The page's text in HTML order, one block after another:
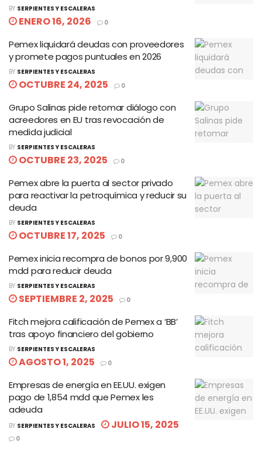
BY SERPIENTES Y ESCALERAS
ENERO 16, 2026 0
Pemex liquidará deudas con proveedores
y promete pagos puntuales en 2026
BY SERPIENTES Y ESCALERAS
OCTUBRE 24, 2025 0
Grupo Salinas pide retomar diálogo con
acreedores en EU tras revocación de
medida judicial
BY SERPIENTES Y ESCALERAS
OCTUBRE 23, 2025 0
Pemex abre la puerta al sector privado
para reactivar la petroquímica y reducir su
deuda
BY SERPIENTES Y ESCALERAS
OCTUBRE 17, 2025 0
Pemex inicia recompra de bonos por 9,900
mdd para reducir deuda
BY SERPIENTES Y ESCALERAS
SEPTIEMBRE 2, 2025 0
Fitch mejora calificación de Pemex a ‘BB’
tras apoyo financiero del gobierno
BY SERPIENTES Y ESCALERAS
AGOSTO 1, 2025 0
Empresas de energía en EE.UU. exigen
pago de 1,854 mdd que Pemex les
adeuda
BY SERPIENTES Y ESCALERAS JULIO 15, 2025
0